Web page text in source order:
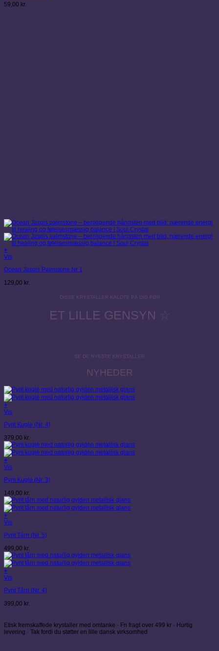
59,00 kr.
+
Vis
Ocean Jaspis Palmstone Nr 1
129,00 kr.
DISSE KRYSTALLER KALDTE PÅ DIG FØR
ET LILLE GENSYN ☆
SE DE NYESTE KRYSTALLER
NYHEDER
+
Vis
Pyrit Kugle (Nr. 4)
379,00 kr.
+
Vis
Pyrit Kugle (Nr. 3)
149,00 kr.
+
Vis
Pyrit Tårn (Nr. 5)
499,00 kr.
+
Vis
Pyrit Tårn (Nr. 4)
399,00 kr.
Etisk fremskaffede krystaller med omtanke · Fri fragt over 499 kr · Hurtig
levering · Tak fordi du støtter en lille dansk virksomhed